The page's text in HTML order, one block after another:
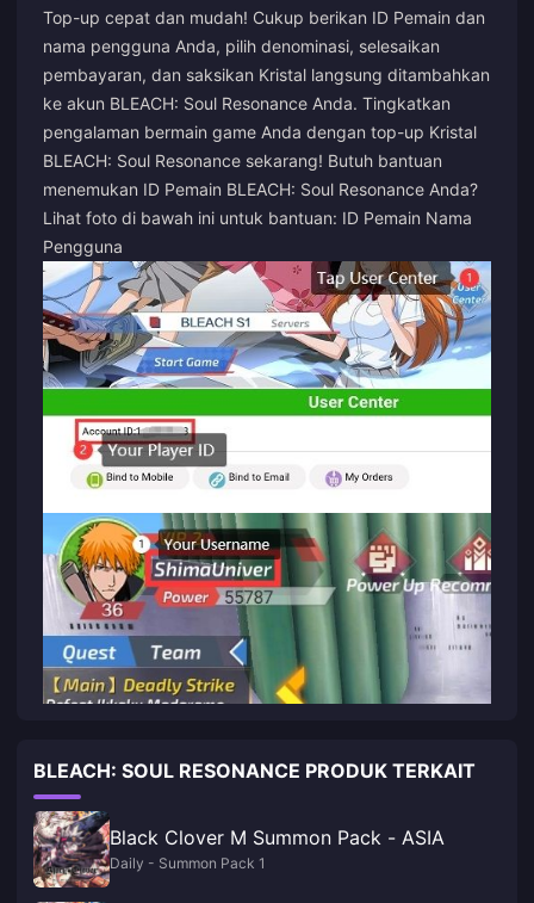
Top-up cepat dan mudah! Cukup berikan ID Pemain dan
nama pengguna Anda, pilih denominasi, selesaikan
pembayaran, dan saksikan Kristal langsung ditambahkan
ke akun BLEACH: Soul Resonance Anda. Tingkatkan
pengalaman bermain game Anda dengan top-up Kristal
BLEACH: Soul Resonance sekarang! Butuh bantuan
menemukan ID Pemain BLEACH: Soul Resonance Anda?
Lihat foto di bawah ini untuk bantuan: ID Pemain Nama
Pengguna
BLEACH: SOUL RESONANCE PRODUK TERKAIT
Black Clover M Summon Pack - ASIA
Daily - Summon Pack 1